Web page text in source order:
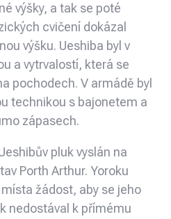
výšky, a tak se poté
cvičení dokázal
výšku. Ueshiba byl v
a vytrvalostí, která se
pochodech. V armádě byl
technikou s bajonetem a
zápasech.
pluk vyslán na
Porth Arthur. Yoroku
žádost, aby se jeho
nedostával k přímému